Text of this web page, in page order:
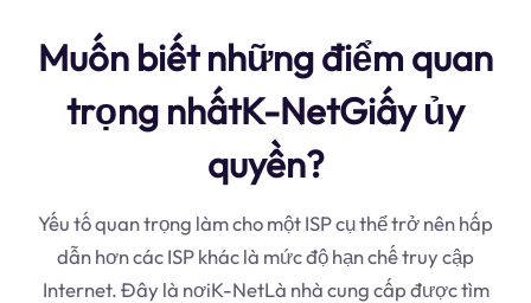
Muốn biết những điểm quan
trọng nhấtK-NetGiấy ủy
quyền?
Yếu tố quan trọng làm cho một ISP cụ thể trở nên hấp
dẫn hơn các ISP khác là mức độ hạn chế truy cập
Internet. Đây là nơiK-NetLà nhà cung cấp được tìm